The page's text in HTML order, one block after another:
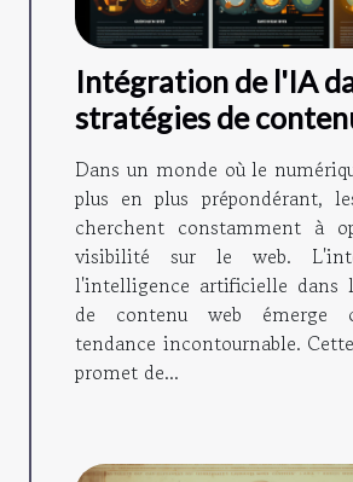
Intégration de l'IA
stratégies de
Dans un monde où le
plus en plus prépondérant,
cherchent constamment à
visibilité sur le web.
l'intelligence artificielle dans
de contenu web émerge
tendance incontournable.
promet de...